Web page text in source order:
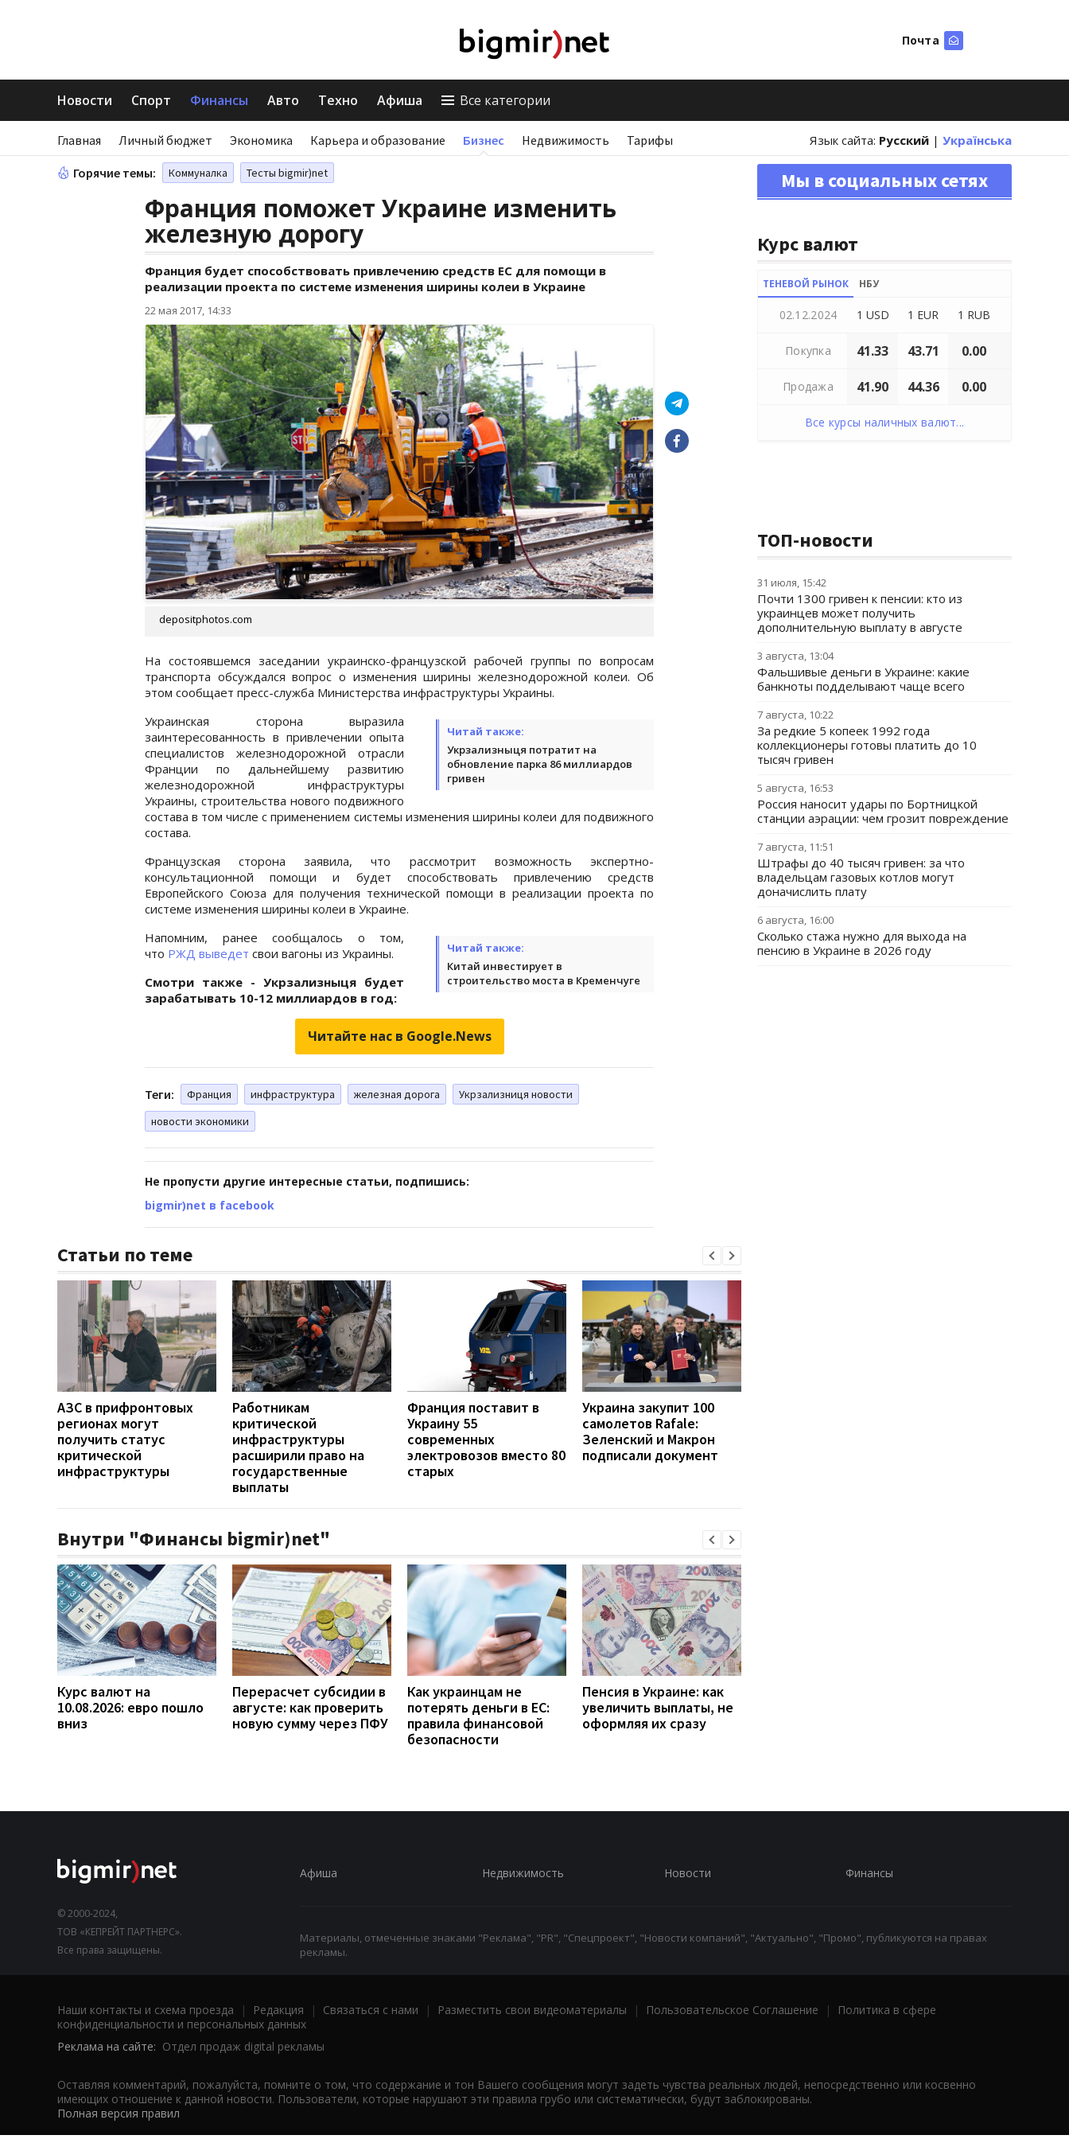
Почта
Новости Спорт Финансы Авто Техно Афиша Все категории
Главная Личный бюджет Экономика Карьера и образование Бизнес Недвижимость Тарифы Язык сайта: Русский | Українська
Горячие темы: Коммуналка Тесты bigmir)net
Франция поможет Украине изменить
железную дорогу
Франция будет способствовать привлечению средств ЕС для помощи в
реализации проекта по системе изменения ширины колеи в Украине
22 мая 2017, 14:33
depositphotos.com
На состоявшемся заседании украинско-французской рабочей группы по вопросам
транспорта обсуждался вопрос о изменения ширины железнодорожной колеи. Об
этом сообщает пресс-служба Министерства инфраструктуры Украины.
Читай также:
Укрзализныця потратит на
обновление парка 86 миллиардов
гривен
Украинская сторона выразила
заинтересованность в привлечении опыта
специалистов железнодорожной отрасли
Франции по дальнейшему развитию
железнодорожной инфраструктуры
Украины, строительства нового подвижного
состава в том числе с применением системы изменения ширины колеи для подвижного
состава.
Французская сторона заявила, что рассмотрит возможность экспертно-
консультационной помощи и будет способствовать привлечению средств
Европейского Союза для получения технической помощи в реализации проекта по
системе изменения ширины колеи в Украине.
Читай также:
Китай инвестирует в
строительство моста в Кременчуге
Напомним, ранее сообщалось о том,
что РЖД выведет свои вагоны из Украины.
Смотри также - Укрзализныця будет
зарабатывать 10-12 миллиардов в год:
Читайте нас в Google.News
Теги: Франция инфраструктура железная дорога
Укрзализниця новости
новости экономики
Не пропусти другие интересные статьи, подпишись:
bigmir)net в facebook
Статьи по теме
АЗС в прифронтовых
регионах могут
получить статус
критической
инфраструктуры
Работникам
критической
инфраструктуры
расширили право на
государственные
выплаты
Франция поставит в
Украину 55
современных
электровозов вместо 80
старых
Украина закупит 100
самолетов Rafale:
Зеленский и Макрон
подписали документ
Внутри "Финансы bigmir)net"
Курс валют на
10.08.2026: евро пошло
вниз
Перерасчет субсидии в
августе: как проверить
новую сумму через ПФУ
Как украинцам не
потерять деньги в ЕС:
правила финансовой
безопасности
Пенсия в Украине: как
увеличить выплаты, не
оформляя их сразу
Мы в социальных сетях
Курс валют
ТЕНЕВОЙ РЫНОК НБУ
02.12.2024 1 USD 1 EUR 1 RUB
Покупка 41.33 43.71 0.00
Продажа 41.90 44.36 0.00
Все курсы наличных валют...
ТОП-новости
31 июля, 15:42
Почти 1300 гривен к пенсии: кто из
украинцев может получить
дополнительную выплату в августе
3 августа, 13:04
Фальшивые деньги в Украине: какие
банкноты подделывают чаще всего
7 августа, 10:22
За редкие 5 копеек 1992 года
коллекционеры готовы платить до 10
тысяч гривен
5 августа, 16:53
Россия наносит удары по Бортницкой
станции аэрации: чем грозит повреждение
7 августа, 11:51
Штрафы до 40 тысяч гривен: за что
владельцам газовых котлов могут
доначислить плату
6 августа, 16:00
Сколько стажа нужно для выхода на
пенсию в Украине в 2026 году
© 2000-2024,
ТОВ «КЕПРЕЙТ ПАРТНЕРС».
Все права защищены.
Афиша Недвижимость Новости Финансы
Материалы, отмеченные знаками "Реклама", "PR", "Спецпроект", "Новости компаний", "Актуально", "Промо", публикуются на правах
рекламы.
Наши контакты и схема проезда | Редакция | Связаться с нами | Разместить свои видеоматериалы | Пользовательское Соглашение |
Политика в сфере
конфиденциальности и персональных данных
Реклама на сайте: Отдел продаж digital рекламы
Оставляя комментарий, пожалуйста, помните о том, что содержание и тон Вашего сообщения могут задеть чувства реальных людей, непосредственно или косвенно
имеющих отношение к данной новости. Пользователи, которые нарушают эти правила грубо или систематически, будут заблокированы.
Полная версия правил